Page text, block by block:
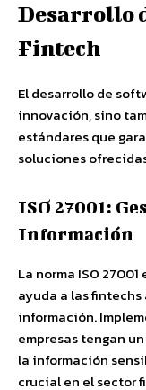
Desarrollo
Fintech
El desarrollo de
innovación, sino
estándares que
soluciones
ISO 27001:
Información
La norma ISO
ayuda a las
información.
empresas tengan
la información
crucial en el sector